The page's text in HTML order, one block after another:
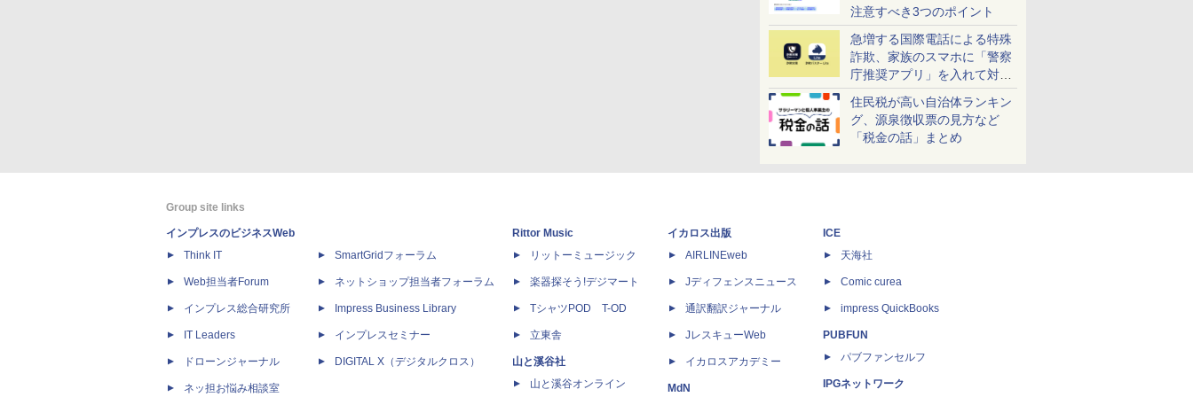
注意すべき3つのポイント
急増する国際電話による特殊
詐欺、家族のスマホに「警察
庁推奨アプリ」を入れて対策
しよう！
住民税が高い自治体ランキン
グ、源泉徴収票の見方など
「税金の話」まとめ
Group site links
インプレスのビジネスWeb
Think IT
Web担当者Forum
インプレス総合研究所
IT Leaders
ドローンジャーナル
ネッ担お悩み相談室
SmartGridフォーラム
ネットショップ担当者フォーラム
Impress Business Library
インプレスセミナー
DIGITAL X（デジタルクロス）
Rittor Music
リットーミュージック
楽器探そう!デジマート
TシャツPOD T-OD
立東舎
山と溪谷社
山と溪谷オンライン
イカロス出版
AIRLINEweb
Jディフェンスニュース
通訳翻訳ジャーナル
JレスキューWeb
イカロスアカデミー
MdN
ICE
天海社
Comic curea
impress QuickBooks
PUBFUN
パブファンセルフ
IPGネットワーク